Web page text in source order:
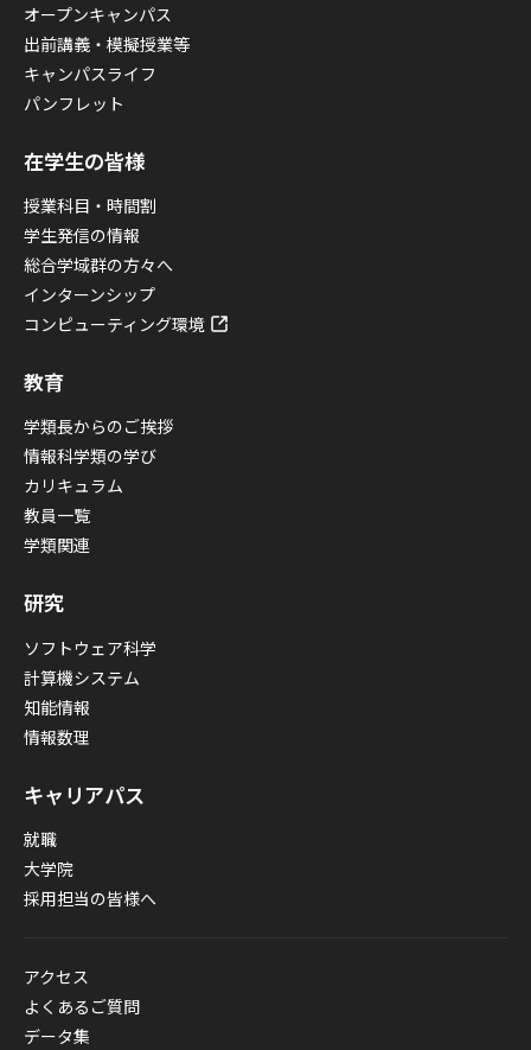
オープンキャンパス
出前講義・模擬授業等
キャンパスライフ
パンフレット
在学生の皆様
授業科目・時間割
学生発信の情報
総合学域群の方々へ
インターンシップ
コンピューティング環境
教育
学類長からのご挨拶
情報科学類の学び
カリキュラム
教員一覧
学類関連
研究
ソフトウェア科学
計算機システム
知能情報
情報数理
キャリアパス
就職
大学院
採用担当の皆様へ
アクセス
よくあるご質問
データ集